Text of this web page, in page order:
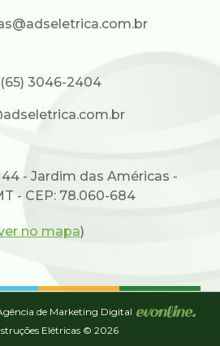
(65) 3046-2404
44 - Jardim das Américas -
- CEP: 78.060-684
no mapa)
de Marketing Digital
Elétricas © 2026